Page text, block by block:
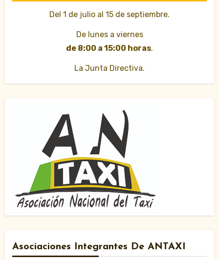
Del 1 de julio al 15 de septiembre.
De lunes a viernes
de 8:00 a 15:00 horas.
La Junta Directiva.
Asociaciones Integrantes De ANTAXI